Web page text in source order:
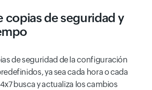
copias de seguridad y
de seguridad de la configuración
ya sea cada hora o cada
busca y actualiza los cambios